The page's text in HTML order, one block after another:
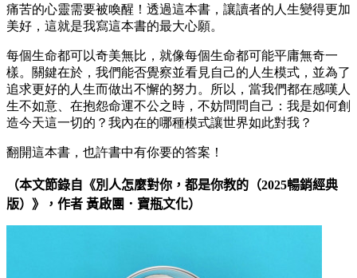
痛苦的心靈需要被喚醒！透過這本書，讓讀者的人生變得更加
美好，這就是我寫這本書的最大心願。
每個生命都可以奇美無比，就像每個生命都可能平庸無奇一
樣。關鍵在於，我們能否覺察並看見自己的人生模式，並為了
追求更好的人生而做出不懈的努力。所以，當我們都在感嘆人
生不如意、在抱怨命運不公之時，不妨問問自己：我是如何創
造今天這一切的？我內在的哪種模式讓世界如此對我？
翻開這本書，也許書中有你要的答案！
（本文節錄自《別人怎麼對你，都是你教的（2025暢銷經典
版）》，作者 黃啟團 ． 寶瓶文化）